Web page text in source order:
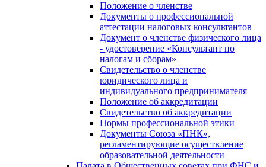
Положение о членстве
Документы о профессиональной
аттестации налоговых консультантов
Документ о членстве физического лица
- удостоверение «Консультант по
налогам и сборам»
Свидетельство о членстве
юридического лица и
индивидуального предпринимателя
Положение об аккредитации
Свидетельство об аккредитации
Нормы профессиональной этики
Документы Союза «ПНК»,
регламентирующие осуществление
образовательной деятельности